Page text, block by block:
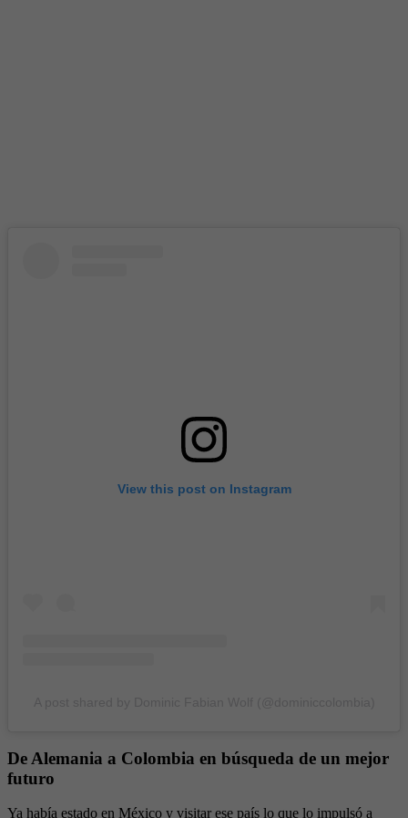
View this post on Instagram
De Alemania a Colombia en búsqueda de un mejor
futuro
Ya había estado en México y visitar ese país lo que lo impulsó a